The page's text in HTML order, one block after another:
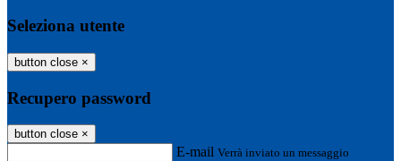
Seleziona utente
button close ×
Recupero password
button close ×
E-mail Verrà inviato un messaggio